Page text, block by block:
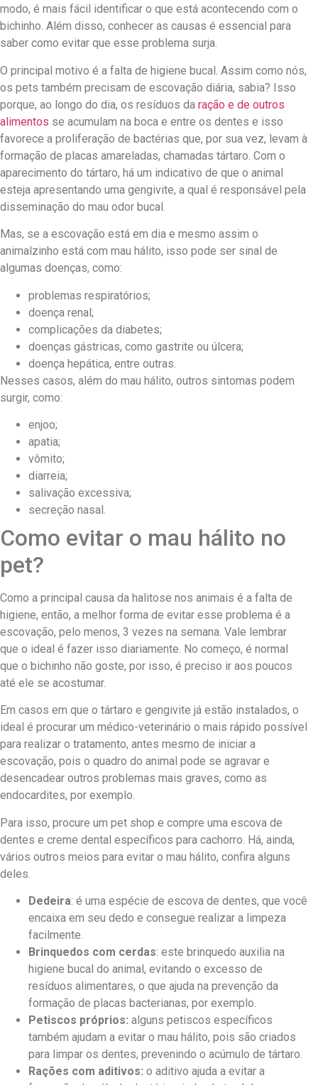
modo, é mais fácil identificar o que está acontecendo com o
bichinho. Além disso, conhecer as causas é essencial para
saber como evitar que esse problema surja.
O principal motivo é a falta de higiene bucal. Assim como nós,
os pets também precisam de escovação diária, sabia? Isso
porque, ao longo do dia, os resíduos da ração e de outros
alimentos se acumulam na boca e entre os dentes e isso
favorece a proliferação de bactérias que, por sua vez, levam à
formação de placas amareladas, chamadas tártaro. Com o
aparecimento do tártaro, há um indicativo de que o animal
esteja apresentando uma gengivite, a qual é responsável pela
disseminação do mau odor bucal.
Mas, se a escovação está em dia e mesmo assim o
animalzinho está com mau hálito, isso pode ser sinal de
algumas doenças, como:
problemas respiratórios;
doença renal;
complicações da diabetes;
doenças gástricas, como gastrite ou úlcera;
doença hepática, entre outras.
Nesses casos, além do mau hálito, outros sintomas podem
surgir, como:
enjoo;
apatia;
vômito;
diarreia;
salivação excessiva;
secreção nasal.
Como evitar o mau hálito no
pet?
Como a principal causa da halitose nos animais é a falta de
higiene, então, a melhor forma de evitar esse problema é a
escovação, pelo menos, 3 vezes na semana. Vale lembrar
que o ideal é fazer isso diariamente. No começo, é normal
que o bichinho não goste, por isso, é preciso ir aos poucos
até ele se acostumar.
Em casos em que o tártaro e gengivite já estão instalados, o
ideal é procurar um médico-veterinário o mais rápido possível
para realizar o tratamento, antes mesmo de iniciar a
escovação, pois o quadro do animal pode se agravar e
desencadear outros problemas mais graves, como as
endocardites, por exemplo.
Para isso, procure um pet shop e compre uma escova de
dentes e creme dental específicos para cachorro. Há, ainda,
vários outros meios para evitar o mau hálito, confira alguns
deles.
Dedeira: é uma espécie de escova de dentes, que você
encaixa em seu dedo e consegue realizar a limpeza
facilmente.
Brinquedos com cerdas: este brinquedo auxilia na
higiene bucal do animal, evitando o excesso de
resíduos alimentares, o que ajuda na prevenção da
formação de placas bacterianas, por exemplo.
Petiscos próprios: alguns petiscos específicos
também ajudam a evitar o mau hálito, pois são criados
para limpar os dentes, prevenindo o acúmulo de tártaro.
Rações com aditivos: o aditivo ajuda a evitar a